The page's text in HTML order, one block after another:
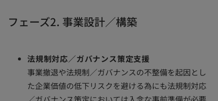
フェーズ2. 事業設計／構築
法規制対応／ガバナンス策定支援
事業撤退や法規制／ガバナンスの不整備を起因とし
た企業価値の低下リスクを避ける為にも法規制対応